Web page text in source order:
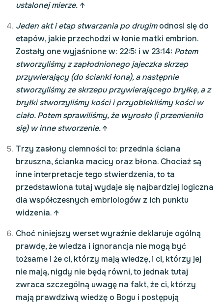
ustalonej mierze. ↑
Jeden akt i etap stwarzania po drugimodnosi się do
etapów, jakie przechodzi w łonie matki embrion.
Zostały one wyjaśnione w: 22:5: i w 23:14: Potem
stworzyliśmy z zapłodnionego jajeczka skrzep
przywierający (do ścianki łona), a następnie
stworzyliśmy ze skrzepu przywierającego bryłkę, a z
bryłki stworzyliśmy kości i przyoblekliśmy kości w
ciało. Potem sprawiliśmy, że wyrosło (i przemieniło
się) w inne stworzenie.↑
Trzy zasłony ciemności to: przednia ściana
brzuszna, ścianka macicy oraz błona. Chociaż są
inne interpretacje tego stwierdzenia, to ta
przedstawiona tutaj wydaje się najbardziej logiczna
dla współczesnych embriologów z ich punktu
widzenia. ↑
Choć niniejszy werset wyraźnie deklaruje ogólną
prawdę, że wiedza i ignorancja nie mogą być
tożsame i że ci, którzy mają wiedzę, i ci, którzy jej
nie mają, nigdy nie będą równi, to jednak tutaj
zwraca szczególną uwagę na fakt, że ci, którzy
mają prawdziwą wiedzę o Bogu i postępują